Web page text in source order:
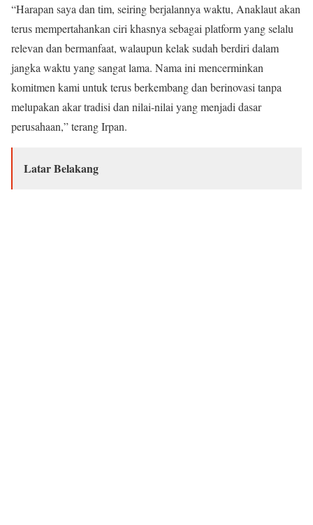
“Harapan saya dan tim, seiring berjalannya waktu, Anaklaut akan
terus mempertahankan ciri khasnya sebagai platform yang selalu
relevan dan bermanfaat, walaupun kelak sudah berdiri dalam
jangka waktu yang sangat lama. Nama ini mencerminkan
komitmen kami untuk terus berkembang dan berinovasi tanpa
melupakan akar tradisi dan nilai-nilai yang menjadi dasar
perusahaan,” terang Irpan.
Latar Belakang